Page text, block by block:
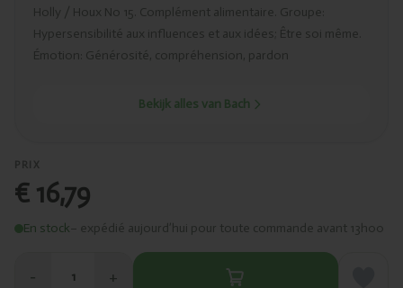
Holly / Houx No 15. Complément alimentaire. Groupe:
Hypersensibilité aux influences et aux idées; Être soi même.
Émotion: Générosité, compréhension, pardon
Bekijk alles van Bach
PRIX
€ 16,79
En stock– expédié aujourd’hui pour toute commande avant 13h00
− 1 +